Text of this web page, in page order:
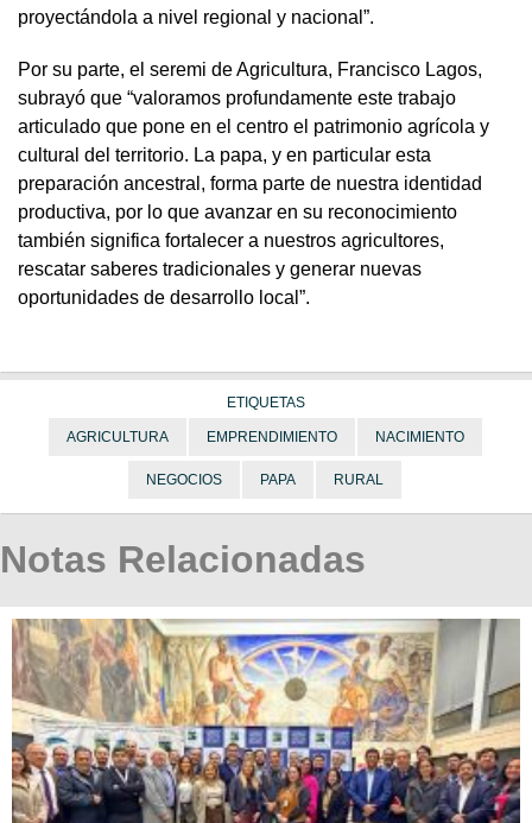
proyectándola a nivel regional y nacional”.
Por su parte, el seremi de Agricultura, Francisco Lagos,
subrayó que “valoramos profundamente este trabajo
articulado que pone en el centro el patrimonio agrícola y
cultural del territorio. La papa, y en particular esta
preparación ancestral, forma parte de nuestra identidad
productiva, por lo que avanzar en su reconocimiento
también significa fortalecer a nuestros agricultores,
rescatar saberes tradicionales y generar nuevas
oportunidades de desarrollo local”.
ETIQUETAS
AGRICULTURA EMPRENDIMIENTO NACIMIENTO
NEGOCIOS PAPA RURAL
Notas Relacionadas